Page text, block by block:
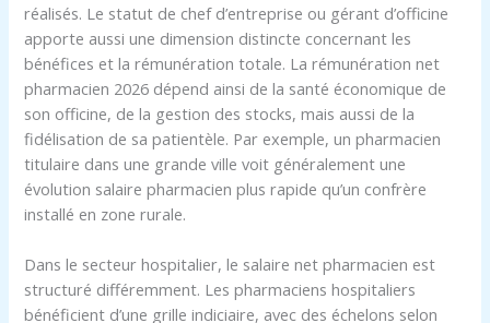
réalisés. Le statut de chef d’entreprise ou gérant d’officine
apporte aussi une dimension distincte concernant les
bénéfices et la rémunération totale. La rémunération net
pharmacien 2026 dépend ainsi de la santé économique de
son officine, de la gestion des stocks, mais aussi de la
fidélisation de sa patientèle. Par exemple, un pharmacien
titulaire dans une grande ville voit généralement une
évolution salaire pharmacien plus rapide qu’un confrère
installé en zone rurale.
Dans le secteur hospitalier, le salaire net pharmacien est
structuré différemment. Les pharmaciens hospitaliers
bénéficient d’une grille indiciaire, avec des échelons selon